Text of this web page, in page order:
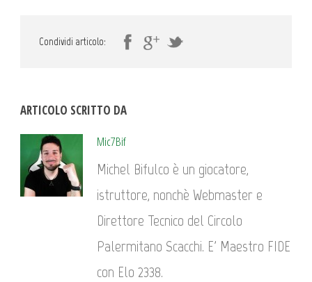
Condividi articolo:
ARTICOLO SCRITTO DA
Mic7Bif
Michel Bifulco è un giocatore,
istruttore, nonchè Webmaster e
Direttore Tecnico del Circolo
Palermitano Scacchi. E' Maestro FIDE
con Elo 2338.